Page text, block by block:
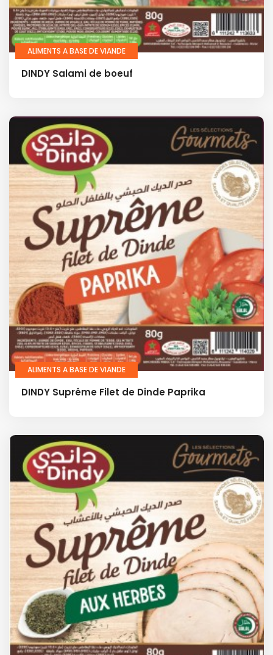
ALIMENTS A BASE DE VIANDE
DINDY Salami de boeuf
ALIMENTS A BASE DE VIANDE
DINDY Suprême Filet de Dinde Paprika